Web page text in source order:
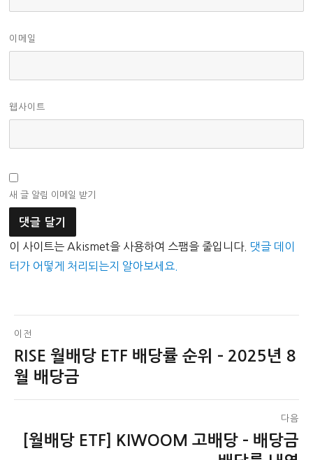
이메일
웹사이트
새 글 알림 이메일 받기
이 사이트는 Akismet을 사용하여 스팸을 줄입니다. 댓글 데이
터가 어떻게 처리되는지 알아보세요.
글
탐
색
이전
이
전
RISE 월배당 ETF 배당률 순위 – 2025년 8
월 배당금
다음
[월배당 ETF] KIWOOM 고배당 – 배당금